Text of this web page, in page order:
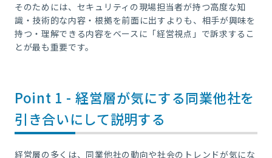
そのためには、セキュリティの現場担当者が持つ高度な知
識・技術的な内容・根拠を前面に出すよりも、相手が興味を
持つ・理解できる内容をベースに「経営視点」で訴求するこ
とが最も重要です。
Point 1 - 経営層が気にする同業他社を
引き合いにして説明する
経営層の多くは、同業他社の動向や社会のトレンドが気にな